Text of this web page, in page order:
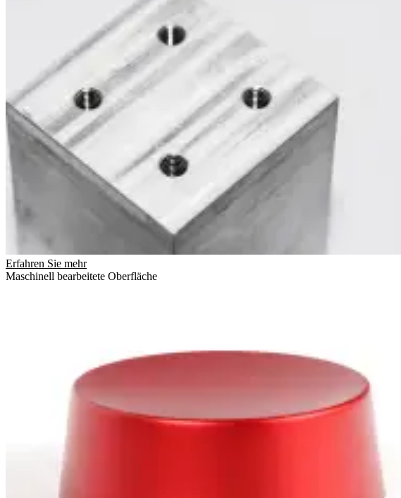
Erfahren Sie mehr
Maschinell bearbeitete Oberfläche